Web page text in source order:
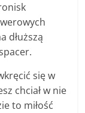
dłuższą
się w
chciał w nie
to miłość